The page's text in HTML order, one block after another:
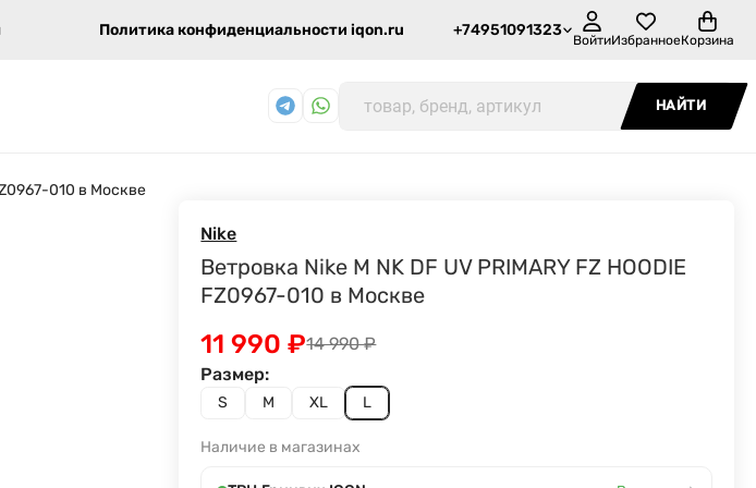
Политика конфиденциальности iqon.ru +74951091323
ВойтиИзбранноеКорзина
НАЙТИ
010 в Москве
Nike
Ветровка Nike M NK DF UV PRIMARY FZ HOODIE
FZ0967-010 в Москве
14 990₽
11 990₽
S M XL L
Размер:
Наличие в магазинах